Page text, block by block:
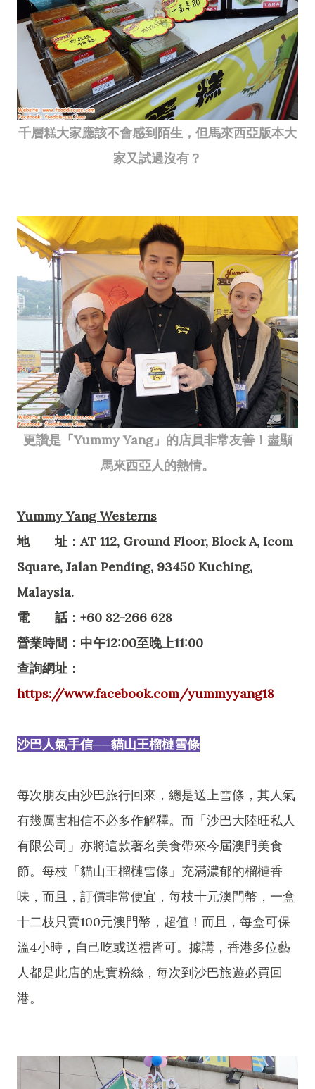
千層糕大家應該不會感到陌生，但馬來西亞版本大
家又試過沒有？
更讚是「Yummy Yang」的店員非常友善！盡顯
馬來西亞人的熱情。
Yummy Yang Westerns
地 址：AT 112, Ground Floor, Block A, Icom
Square, Jalan Pending, 93450 Kuching,
Malaysia.
電 話：+60 82-266 628
營業時間：中午12:00至晚上11:00
查詢網址：
https://www.facebook.com/yummyyang18
沙巴人氣手信──貓山王榴槤雪條
每次朋友由沙巴旅行回來，總是送上雪條，其人氣
有幾厲害相信不必多作解釋。而「沙巴大陸旺私人
有限公司」亦將這款著名美食帶來今屆澳門美食
節。每枝「貓山王榴槤雪條」充滿濃郁的榴槤香
味，而且，訂價非常便宜，每枝十元澳門幣，一盒
十二枝只賣100元澳門幣，超值！而且，每盒可保
溫4小時，自己吃或送禮皆可。據講，香港多位藝
人都是此店的忠實粉絲，每次到沙巴旅遊必買回
港。